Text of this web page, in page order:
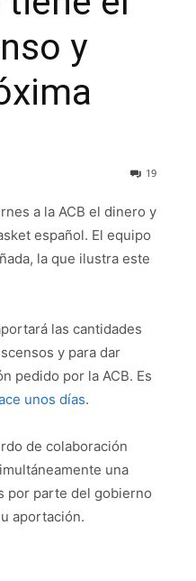
y
19
a la ACB el dinero y
español. El equipo
la que ilustra este
las cantidades
y para dar
pedido por la ACB. Es
unos días.
de colaboración
una
por parte del gobierno
aportación.